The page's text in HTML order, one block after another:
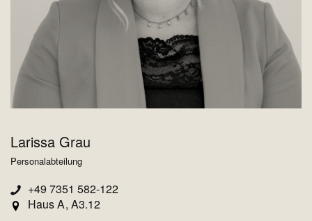
Larissa Grau
Personalabteilung
+49 7351 582-122
Haus A A3.12